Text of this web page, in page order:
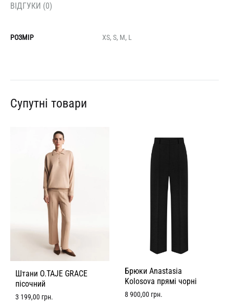
ВІДГУКИ (0)
РОЗМІР XS, S, M, L
Супутні товари
Штани O.TAJE GRACE
пісочний
3 199,00 грн.
Брюки Anastasia
Kolosova прямі чорні
8 900,00 грн.